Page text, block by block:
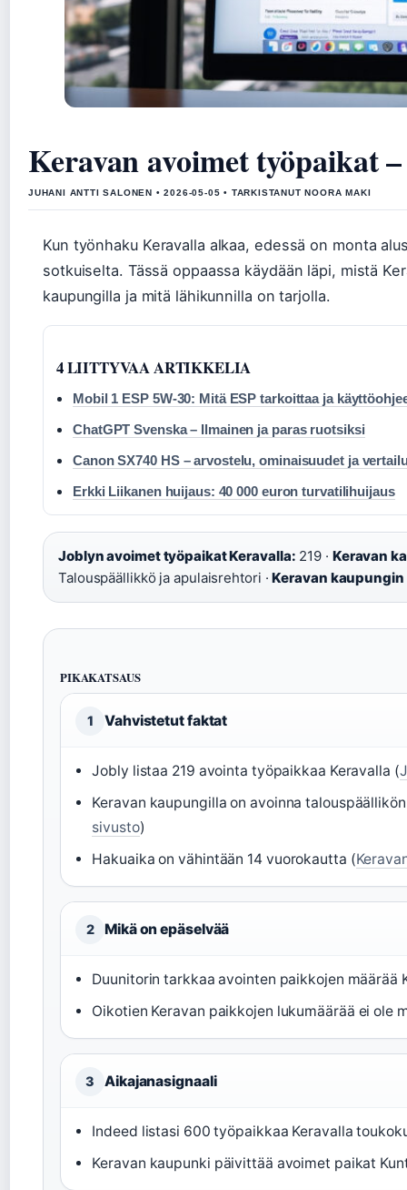
Keravan avoimet työpaikat
JUHANI ANTTI SALONEN • 2026-05-05 • TARKISTANUT NOORA MAKI
Kun työnhaku Keravalla alkaa, edessä on monta
sotkuiselta. Tässä oppaassa käydään läpi, mistä
kaupungilla ja mitä lähikunnilla on tarjolla.
4 LIITTYVAA ARTIKKELIA
Mobil 1 ESP 5W-30: Mitä ESP tarkoittaa ja
ChatGPT Svenska – Ilmainen ja paras ruotsiksi
Canon SX740 HS – arvostelu, ominaisuudet ja
Erkki Liikanen huijaus: 40 000 euron turvatilihuijaus
Joblyn avoimet työpaikat Keravalla: 219 · Keravan
Talouspäällikkö ja apulaisrehtori ·Keravan
PIKAKATSAUS
1 Vahvistetut faktat
Jobly listaa 219 avointa työpaikkaa Keravalla (
Keravan kaupungilla on avoinna
sivusto)
Hakuaika on vähintään 14 vuorokautta (
2 Mikä on epäselvää
Duunitorin tarkkaa avointen paikkojen määrää
Oikotien Keravan paikkojen lukumäärää ei ole
3 Aikajanasignaali
Indeed listasi 600 työpaikkaa Keravalla
Keravan kaupunki päivittää avoimet paikat